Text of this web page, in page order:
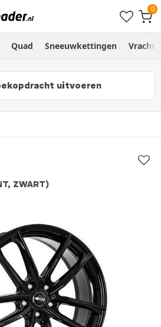
Quad Sneeuwkettingen
uitvoeren
ZWART)